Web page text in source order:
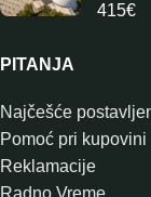
415€
PITANJA
Najčešće
Pomoć pri kupovini
Reklamacije